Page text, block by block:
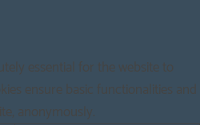
essential for the website to
ensure basic functionalities and
anonymously.